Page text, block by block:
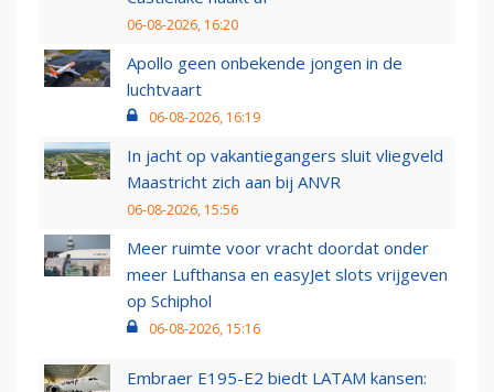
06-08-2026, 16:20
Apollo geen onbekende jongen in de
luchtvaart
06-08-2026, 16:19
In jacht op vakantiegangers sluit vliegveld
Maastricht zich aan bij ANVR
06-08-2026, 15:56
Meer ruimte voor vracht doordat onder
meer Lufthansa en easyJet slots vrijgeven
op Schiphol
06-08-2026, 15:16
Embraer E195-E2 biedt LATAM kansen: